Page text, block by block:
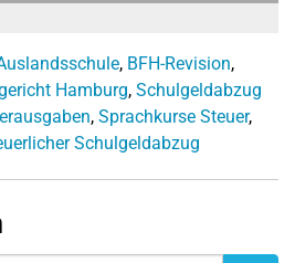
, BFH-Revision,
Hamburg, Schulgeldabzug
, Sprachkurse Steuer,
Schulgeldabzug